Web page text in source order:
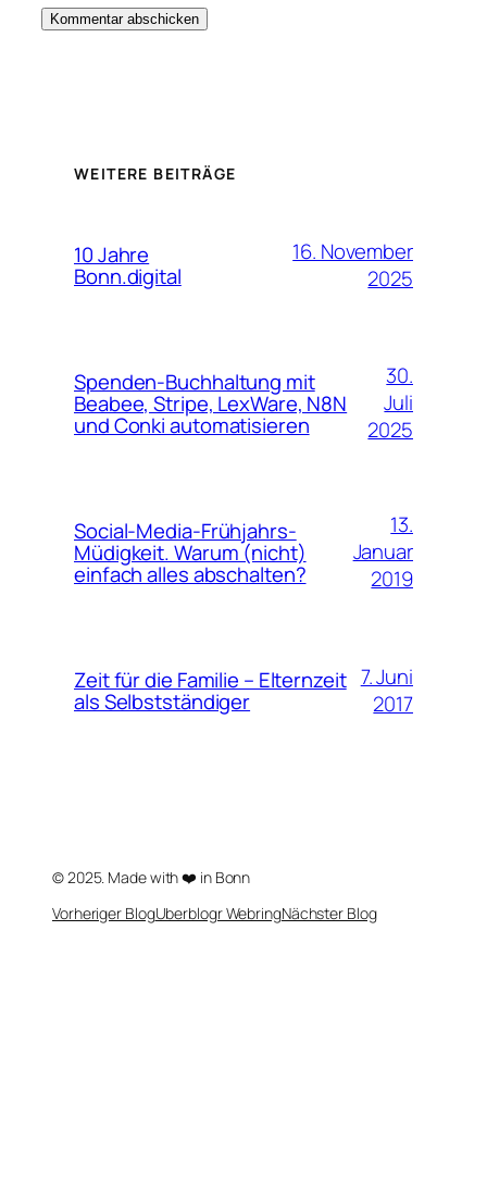
WEITERE BEITRÄGE
10 Jahre
Bonn.digital
16. November
2025
Spenden-Buchhaltung mit
Beabee, Stripe, LexWare, N8N
und Conki automatisieren
30.
Juli
2025
Social-Media-Frühjahrs-
Müdigkeit. Warum (nicht)
einfach alles abschalten?
13.
Januar
2019
Zeit für die Familie – Elternzeit
als Selbstständiger
7. Juni
2017
© 2025. Made with ❤️ in Bonn
Vorheriger BlogUberblogr WebringNächster Blog